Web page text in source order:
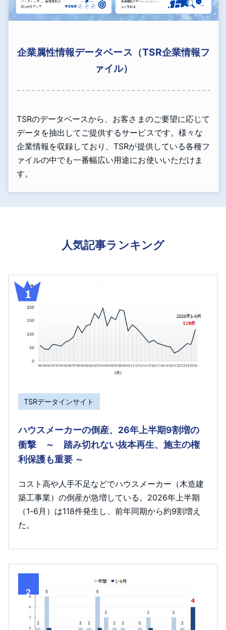
企業属性情報データベース（TSR企業情報フ
ァイル）
TSRのデータベースから、お客さまのご要望に応じて
データを抽出してご提供するサービスです。様々な
企業情報を収録しており、TSRが提供している各種フ
ァイルの中でも一番幅広い用途にお使いいただけま
す。
人気記事ランキング
TSRデータインサイト
ハウスメーカーの倒産、26年上半期9割増の
衝撃 ～ 踏み切れない抜本再生、施主の権
利保護も重要 ～
コスト高や人手不足などでハウスメーカー（木造建
築工事業）の倒産が急増している。2026年上半期
（1-6月）は118件発生し、前年同期から約9割増え
た。
2